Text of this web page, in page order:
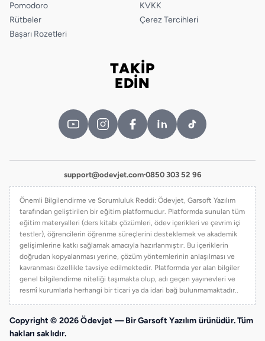
Pomodoro
Rütbeler
Başarı Rozetleri
KVKK
Çerez Tercihleri
TAKİP
EDİN
support@odevjet.com·0850 303 52 96
Önemli Bilgilendirme ve Sorumluluk Reddi: Ödevjet, Garsoft Yazılım
tarafından geliştirilen bir eğitim platformudur. Platformda sunulan tüm
eğitim materyalleri (ders kitabı çözümleri, ödev içerikleri ve çevrim içi
testler), öğrencilerin öğrenme süreçlerini desteklemek ve akademik
gelişimlerine katkı sağlamak amacıyla hazırlanmıştır. Bu içeriklerin
doğrudan kopyalanması yerine, çözüm yöntemlerinin anlaşılması ve
kavranması özellikle tavsiye edilmektedir. Platformda yer alan bilgiler
genel bilgilendirme niteliği taşımakta olup, adı geçen yayınevleri ve
resmî kurumlarla herhangi bir ticari ya da idari bağ bulunmamaktadır..
Copyright © 2026 Ödevjet — Bir Garsoft Yazılım ürünüdür. Tüm
hakları saklıdır.